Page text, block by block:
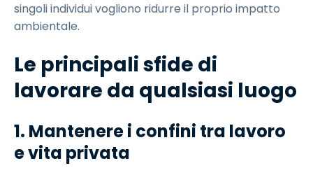
singoli individui vogliono ridurre il proprio impatto
ambientale.
Le principali sfide di
lavorare da qualsiasi luogo
1. Mantenere i confini tra lavoro
e vita privata